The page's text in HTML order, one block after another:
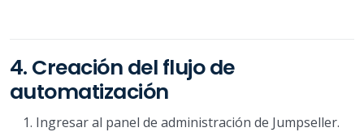
4. Creación del flujo de
automatización
Ingresar al panel de administración de Jumpseller.